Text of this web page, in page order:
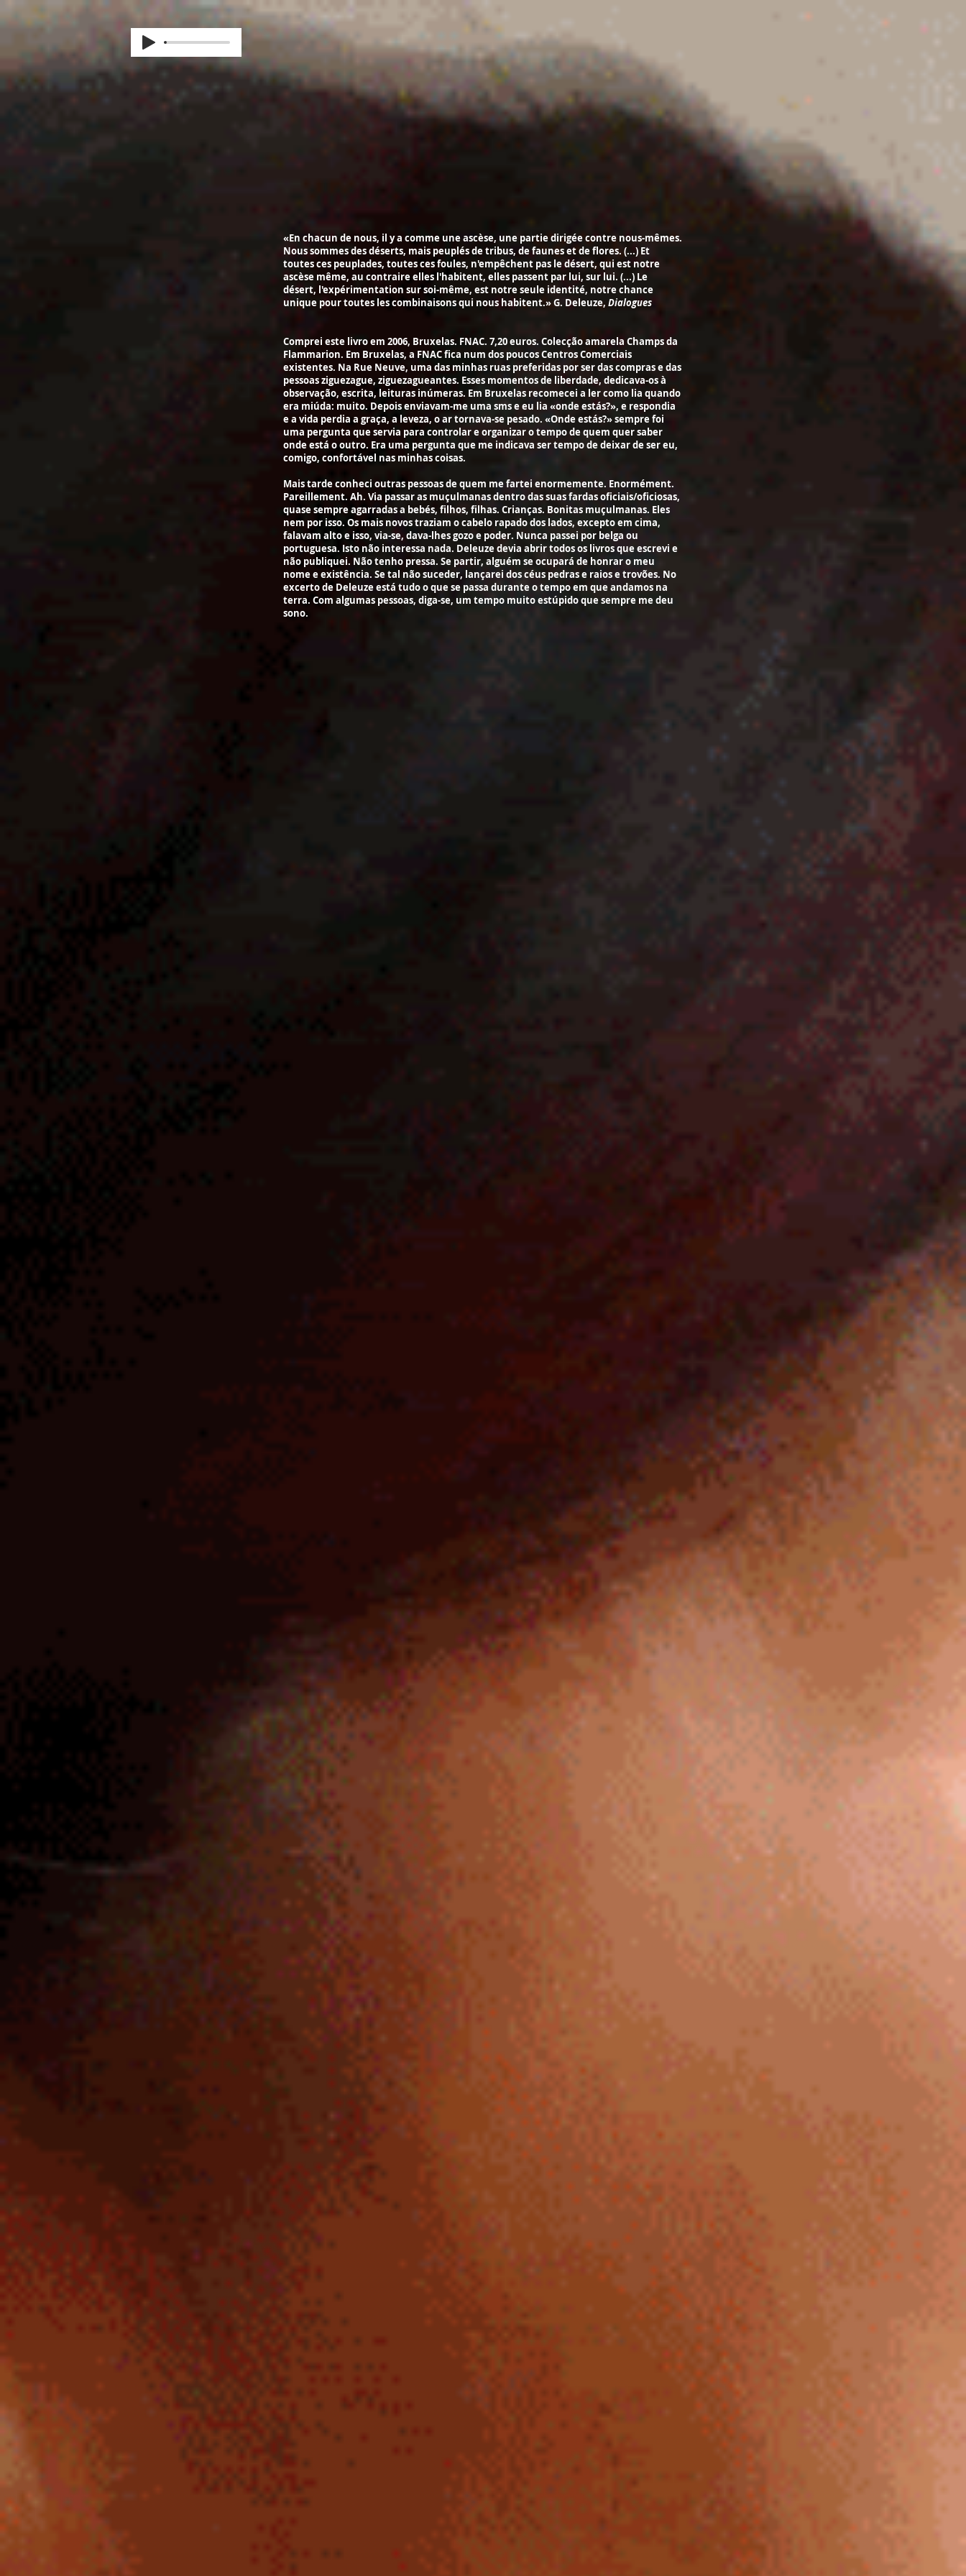
«En chacun de nous, il y a comme une ascèse, une partie dirigée contre nous-mêmes.
Nous sommes des déserts, mais peuplés de tribus, de faunes et de flores. (...) Et
toutes ces peuplades, toutes ces foules, n'empêchent pas le désert, qui est notre
ascèse même, au contraire elles l'habitent, elles passent par lui, sur lui. (...) Le
désert, l'expérimentation sur soi-même, est notre seule identité, notre chance
unique pour toutes les combinaisons qui nous habitent.» G. Deleuze, Dialogues
Comprei este livro em 2006, Bruxelas. FNAC. 7,20 euros. Colecção amarela Champs da
Flammarion. Em Bruxelas, a FNAC fica num dos poucos Centros Comerciais
existentes. Na Rue Neuve, uma das minhas ruas preferidas por ser das compras e das
pessoas ziguezague, ziguezagueantes. Esses momentos de liberdade, dedicava-os à
observação, escrita, leituras inúmeras. Em Bruxelas recomecei a ler como lia quando
era miúda: muito. Depois enviavam-me uma sms e eu lia «onde estás?», e respondia
e a vida perdia a graça, a leveza, o ar tornava-se pesado. «Onde estás?» sempre foi
uma pergunta que servia para controlar e organizar o tempo de quem quer saber
onde está o outro. Era uma pergunta que me indicava ser tempo de deixar de ser eu,
comigo, confortável nas minhas coisas.
Mais tarde conheci outras pessoas de quem me fartei enormemente. Enormément.
Pareillement. Ah. Via passar as muçulmanas dentro das suas fardas oficiais/oficiosas,
quase sempre agarradas a bebés, filhos, filhas. Crianças. Bonitas muçulmanas. Eles
nem por isso. Os mais novos traziam o cabelo rapado dos lados, excepto em cima,
falavam alto e isso, via-se, dava-lhes gozo e poder. Nunca passei por belga ou
portuguesa. Isto não interessa nada. Deleuze devia abrir todos os livros que escrevi e
não publiquei. Não tenho pressa. Se partir, alguém se ocupará de honrar o meu
nome e existência. Se tal não suceder, lançarei dos céus pedras e raios e trovões. No
excerto de Deleuze está tudo o que se passa durante o tempo em que andamos na
terra. Com algumas pessoas, diga-se, um tempo muito estúpido que sempre me deu
sono.